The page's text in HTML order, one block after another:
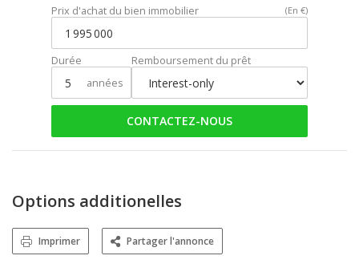
Prix d'achat du bien immobilier (En €)
Durée
années
Remboursement du prêt
CONTACTEZ-NOUS
Options additionelles
Imprimer Partager l'annonce